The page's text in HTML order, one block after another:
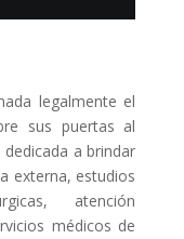
legalmente el
sus puertas al
a brindar
externa, estudios
atención
médicos de